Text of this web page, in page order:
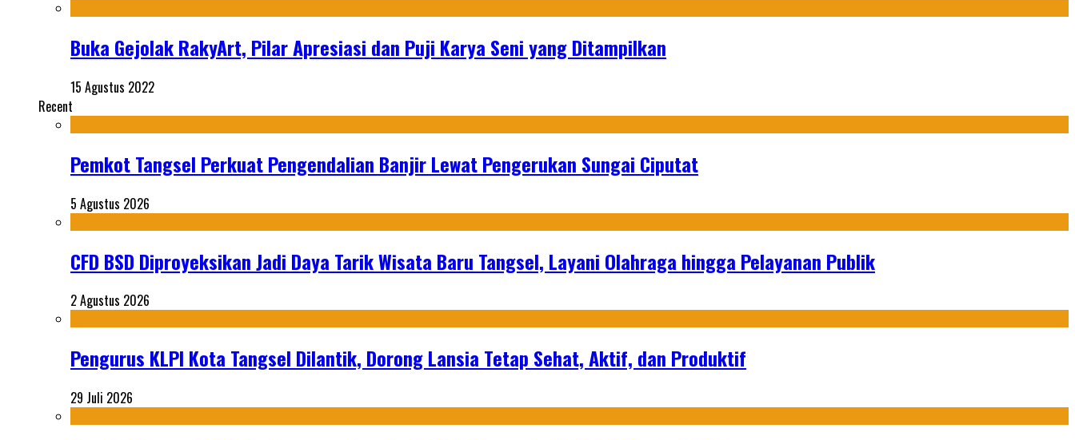
Buka Gejolak RakyArt, Pilar Apresiasi dan Puji Karya Seni yang Ditampilkan
15 Agustus 2022
Recent
Pemkot Tangsel Perkuat Pengendalian Banjir Lewat Pengerukan Sungai Ciputat
5 Agustus 2026
CFD BSD Diproyeksikan Jadi Daya Tarik Wisata Baru Tangsel, Layani Olahraga hingga Pelayanan Publik
2 Agustus 2026
Pengurus KLPI Kota Tangsel Dilantik, Dorong Lansia Tetap Sehat, Aktif, dan Produktif
29 Juli 2026